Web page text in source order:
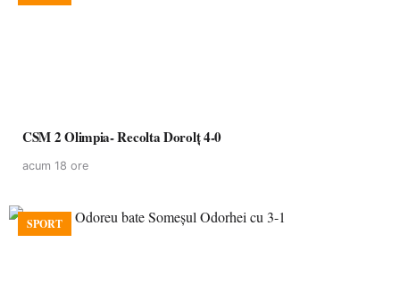
CSM 2 Olimpia- Recolta Dorolț 4-0
acum 18 ore
SPORT